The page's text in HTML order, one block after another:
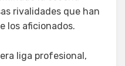
rivalidades que han
los aficionados.
liga profesional,